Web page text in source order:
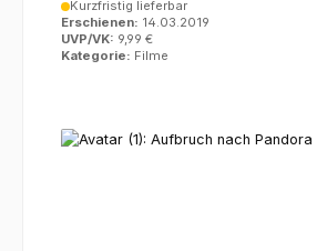
Kurzfristig lieferbar
Erschienen: 14.03.2019
UVP/VK: 9,99 €
Kategorie: Filme